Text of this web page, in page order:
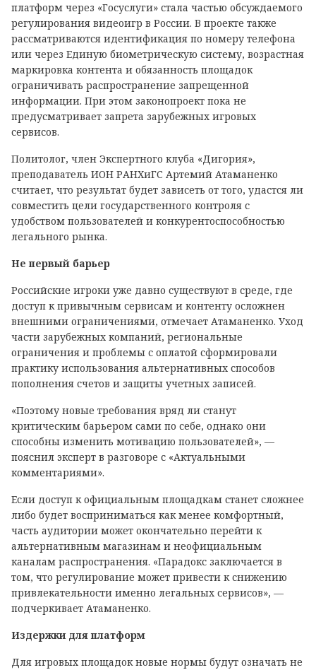
платформ через «Госуслуги» стала частью обсуждаемого
регулирования видеоигр в России. В проекте также
рассматриваются идентификация по номеру телефона
или через Единую биометрическую систему, возрастная
маркировка контента и обязанность площадок
ограничивать распространение запрещенной
информации. При этом законопроект пока не
предусматривает запрета зарубежных игровых
сервисов.
Политолог, член Экспертного клуба «Дигория»,
преподаватель ИОН РАНХиГС Артемий Атаманенко
считает, что результат будет зависеть от того, удастся ли
совместить цели государственного контроля с
удобством пользователей и конкурентоспособностью
легального рынка.
Не первый барьер
Российские игроки уже давно существуют в среде, где
доступ к привычным сервисам и контенту осложнен
внешними ограничениями, отмечает Атаманенко. Уход
части зарубежных компаний, региональные
ограничения и проблемы с оплатой сформировали
практику использования альтернативных способов
пополнения счетов и защиты учетных записей.
«Поэтому новые требования вряд ли станут
критическим барьером сами по себе, однако они
способны изменить мотивацию пользователей», —
пояснил эксперт в разговоре с «Актуальными
комментариями».
Если доступ к официальным площадкам станет сложнее
либо будет восприниматься как менее комфортный,
часть аудитории может окончательно перейти к
альтернативным магазинам и неофициальным
каналам распространения. «Парадокс заключается в
том, что регулирование может привести к снижению
привлекательности именно легальных сервисов», —
подчеркивает Атаманенко.
Издержки для платформ
Для игровых площадок новые нормы будут означать не